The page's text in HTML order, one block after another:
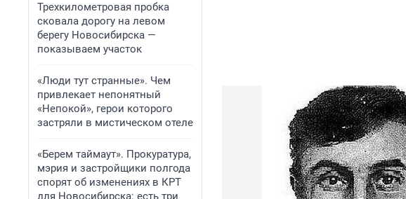
Трехкилометровая пробка
сковала дорогу на левом
берегу Новосибирска —
показываем участок
«Люди тут странные». Чем
привлекает непонятный
«Непокой», герои которого
застряли в мистическом отеле
«Берем таймаут». Прокуратура,
мэрия и застройщики полгода
спорят об изменениях в КРТ
для Новосибирска: есть три